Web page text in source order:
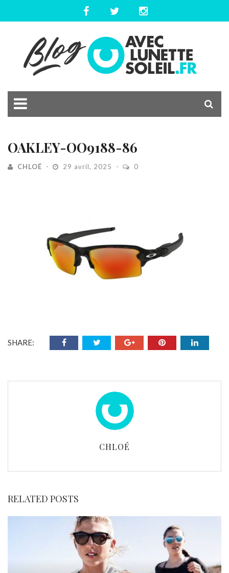
OAKLEY-OO9188-86
CHLOÉ 29 avril, 2025 0
SHARE:
CHLOÉ
RELATED POSTS